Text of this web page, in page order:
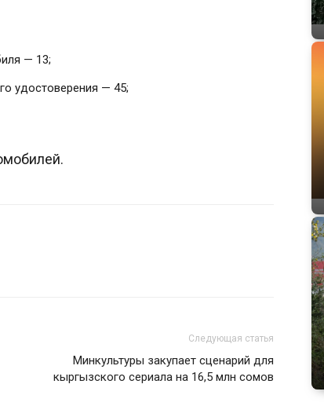
— 13;
удостоверения — 45;
Следующая статья
Минкультуры закупает сценарий для
кыргызского сериала на 16,5 млн сомов